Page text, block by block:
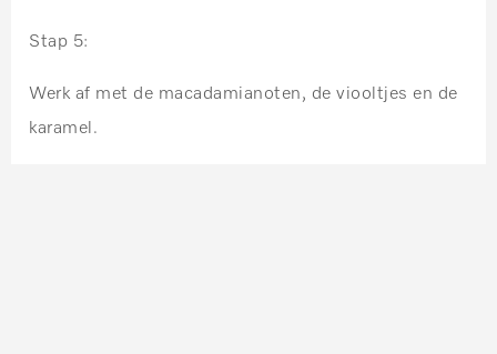
Stap 5:
Werk af met de macadamianoten, de viooltjes en de
karamel.